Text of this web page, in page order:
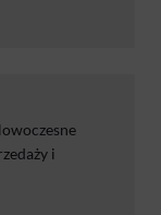
i